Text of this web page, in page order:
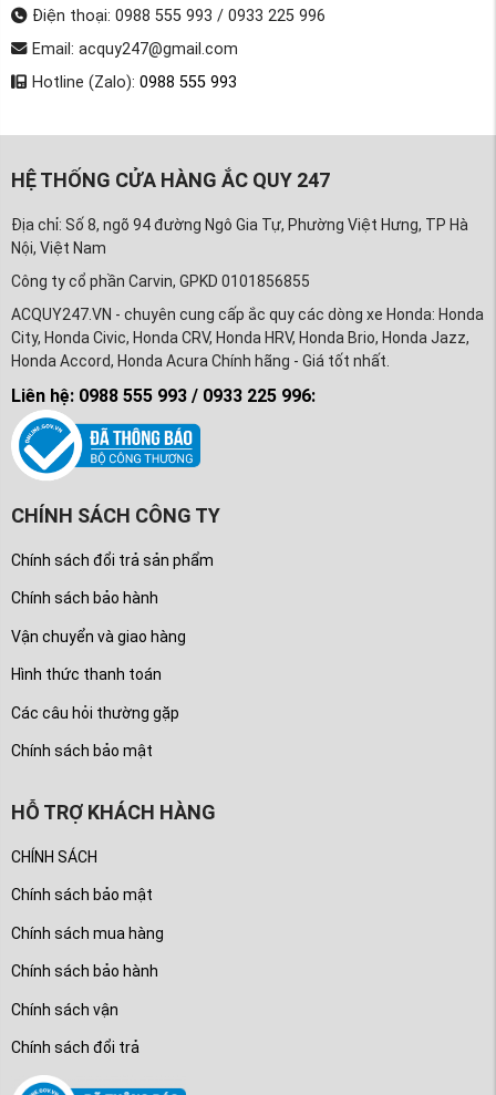
Điện thoại: 0988 555 993 / 0933 225 996
Email: acquy247@gmail.com
Hotline (Zalo): 0988 555 993
HỆ THỐNG CỬA HÀNG ẮC QUY 247
Địa chỉ: Số 8, ngõ 94 đường Ngô Gia Tự, Phường Việt Hưng, TP Hà
Nội, Việt Nam
Công ty cổ phần Carvin, GPKD 0101856855
ACQUY247.VN - chuyên cung cấp ắc quy các dòng xe Honda: Honda
City, Honda Civic, Honda CRV, Honda HRV, Honda Brio, Honda Jazz,
Honda Accord, Honda Acura Chính hãng - Giá tốt nhất.
Liên hệ: 0988 555 993 / 0933 225 996:
CHÍNH SÁCH CÔNG TY
Chính sách đổi trả sản phẩm
Chính sách bảo hành
Vận chuyển và giao hàng
Hình thức thanh toán
Các câu hỏi thường gặp
Chính sách bảo mật
HỖ TRỢ KHÁCH HÀNG
CHÍNH SÁCH
Chính sách bảo mật
Chính sách mua hàng
Chính sách bảo hành
Chính sách vận
Chính sách đổi trả